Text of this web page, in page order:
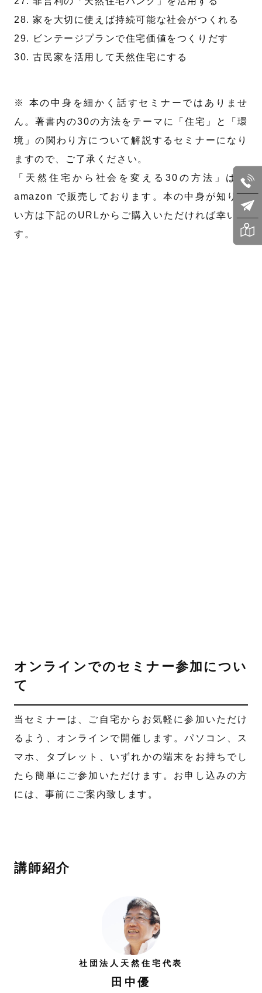
28. 家を大切に使えば持続可能な社会がつくれる
29. ビンテージプランで住宅価値をつくりだす
30. 古民家を活用して天然住宅にする
※ 本の中身を細かく話すセミナーではありませ
ん。著書内の30の方法をテーマに「住宅」と「環
境」の関わり方について解説するセミナーになり
ますので、ご了承ください。
「天然住宅から社会を変える30の方法」は、
amazon で販売しております。本の中身が知りた
い方は下記のURLからご購入いただければ幸いで
す。
オンラインでのセミナー参加につい
て
当セミナーは、ご自宅からお気軽に参加いただけ
るよう、オンラインで開催します。パソコン、ス
マホ、タブレット、いずれかの端末をお持ちでし
たら簡単にご参加いただけます。お申し込みの方
には、事前にご案内致します。
講師紹介
社団法人天然住宅代表
田中優